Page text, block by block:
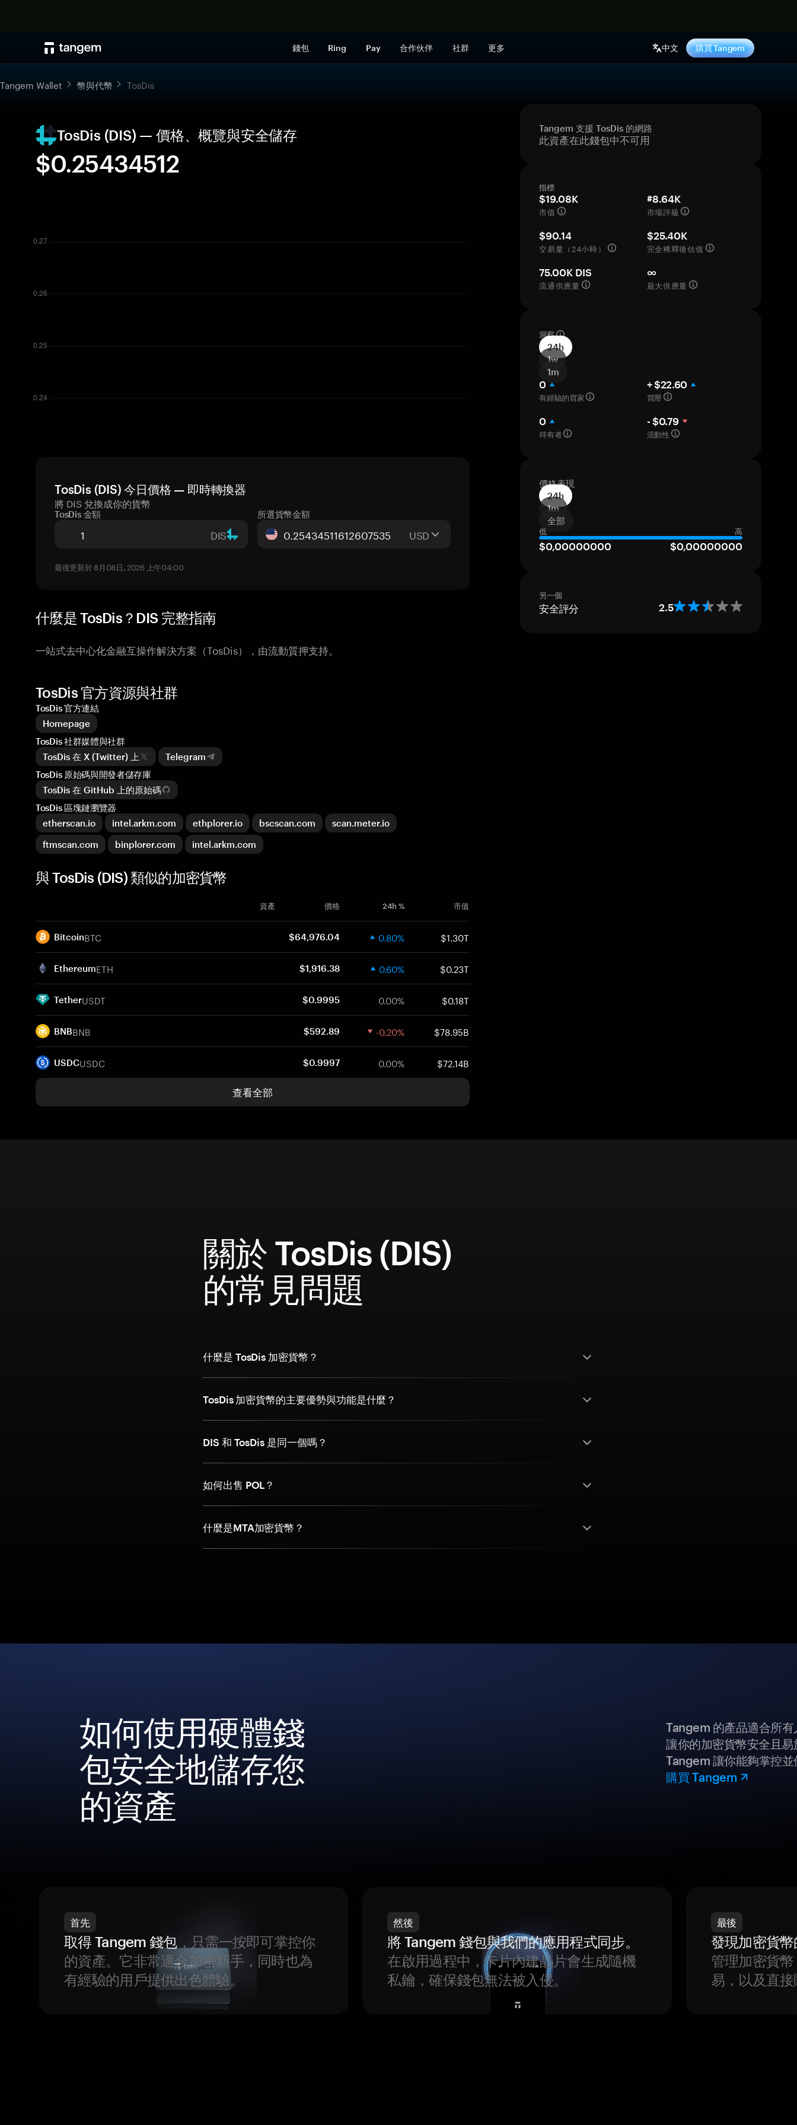
錢包 Ring Pay 合作伙伴 社群 更多 中文 購買 Tangem
Tangem Wallet 幣與代幣 TosDis
TosDis (DIS) — 價格、概覽與安全儲存
$0.25434512
TosDis (DIS) 今日價格 — 即時轉換器
將 DIS 兌換成你的貨幣
TosDis 金額
DIS
所選貨幣金額
USD
最後更新於 8月08日, 2026 上午04:00
什麼是 TosDis？DIS 完整指南
一站式去中心化金融互操作解決方案（TosDis），由流動質押支持。
Tangem 支援 TosDis 的網路
此資產在此錢包中不可用
指標
$19.08K
市值
#8.64K
市場評級
$90.14
交易量（24小時）
$25.40K
完全稀釋後估值
75.00K DIS
流通供應量
∞
最大供應量
洞察
24h
1w
1m
0
有經驗的買家
+ $22.60
買壓
0
持有者
- $0.79
流動性
價格表現
24h
1m
全部
低 高
$0,00000000 $0,00000000
另一個
安全評分 2.5
TosDis 官方資源與社群
TosDis 官方連結
Homepage
TosDis 社群媒體與社群
TosDis 在 X (Twitter) 上
Telegram
TosDis 原始碼與開發者儲存庫
TosDis 在 GitHub 上的原始碼
TosDis 區塊鏈瀏覽器
etherscan.io
intel.arkm.com ethplorer.io bscscan.com
scan.meter.io
ftmscan.com
binplorer.com intel.arkm.com
與 TosDis (DIS) 類似的加密貨幣
資產 價格 24h % 市值
BitcoinBTC $64,976.04 0.80% $1.30T
EthereumETH $1,916.38 0.60% $0.23T
TetherUSDT $0.9995 0.00% $0.18T
BNBBNB $592.89 -0.20% $78.95B
USDCUSDC $0.9997 0.00% $72.14B
查看全部
關於 TosDis (DIS)
的常見問題
什麼是 TosDis 加密貨幣？
TosDis 加密貨幣的主要優勢與功能是什麼？
DIS 和 TosDis 是同一個嗎？
如何出售 POL？
什麼是MTA加密貨幣？
如何使用硬體錢
包安全地儲存您
的資產
Tangem 的產品適合所
讓你的加密貨幣安全且
Tangem 讓你能夠掌控
購買 Tangem
首先
取得 Tangem 錢包，只需一按即可掌控你
的資產。它非常適合加密新手，同時也為
有經驗的用戶提供出色體驗。
然後
將 Tangem 錢包與我們的應用程式同步。
在啟用過程中，卡片內建晶片會生成隨機
私鑰，確保錢包無法被入侵。
最後
發現加密貨
管理加密貨
易，以及直